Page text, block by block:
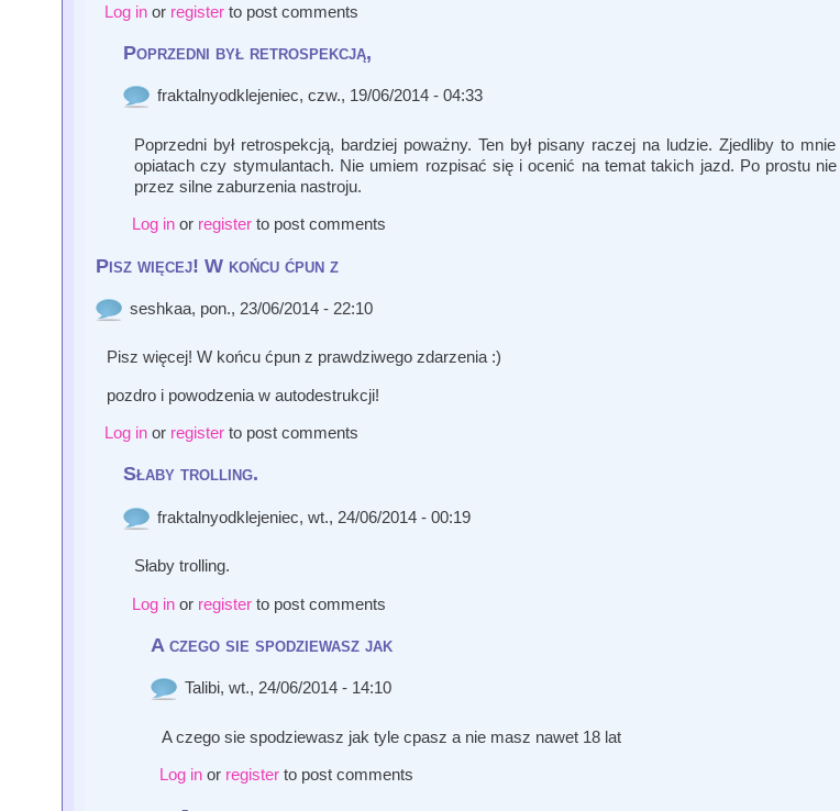
Log inor registerto post comments
Poprzedni był retrospekcją,
fraktalnyodklejeniec, czw., 19/06/2014 - 04:33
Poprzedni był retrospekcją, bardziej poważny. Ten był pisany raczej na ludzie. Zjedliby to
opiatach czy stymulantach. Nie umiem rozpisać się i ocenić na temat takich jazd. Po prostu
przez silne zaburzenia nastroju.
Log inor registerto post comments
Pisz więcej! W końcu ćpun z
seshkaa, pon., 23/06/2014 - 22:10
Pisz więcej! W końcu ćpun z prawdziwego zdarzenia :)
pozdro i powodzenia w autodestrukcji!
Log inor registerto post comments
Słaby trolling.
fraktalnyodklejeniec, wt., 24/06/2014 - 00:19
Słaby trolling.
Log inor registerto post comments
A czego sie spodziewasz jak
Talibi, wt., 24/06/2014 - 14:10
A czego sie spodziewasz jak tyle cpasz a nie masz nawet 18 lat
Log inor registerto post comments